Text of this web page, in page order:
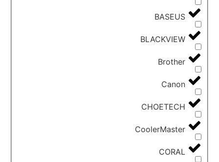
BASEUS
BLACKVIEW
Brother
Canon
CHOETECH
CoolerMaster
CORAL